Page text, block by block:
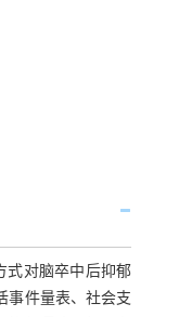
式对脑卒中后抑郁
事件量表、社会支